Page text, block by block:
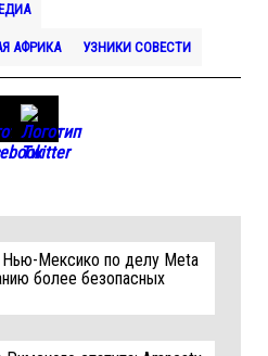
АФРИКА УЗНИКИ СОВЕСТИ
Мексико по делу Meta
более безопасных